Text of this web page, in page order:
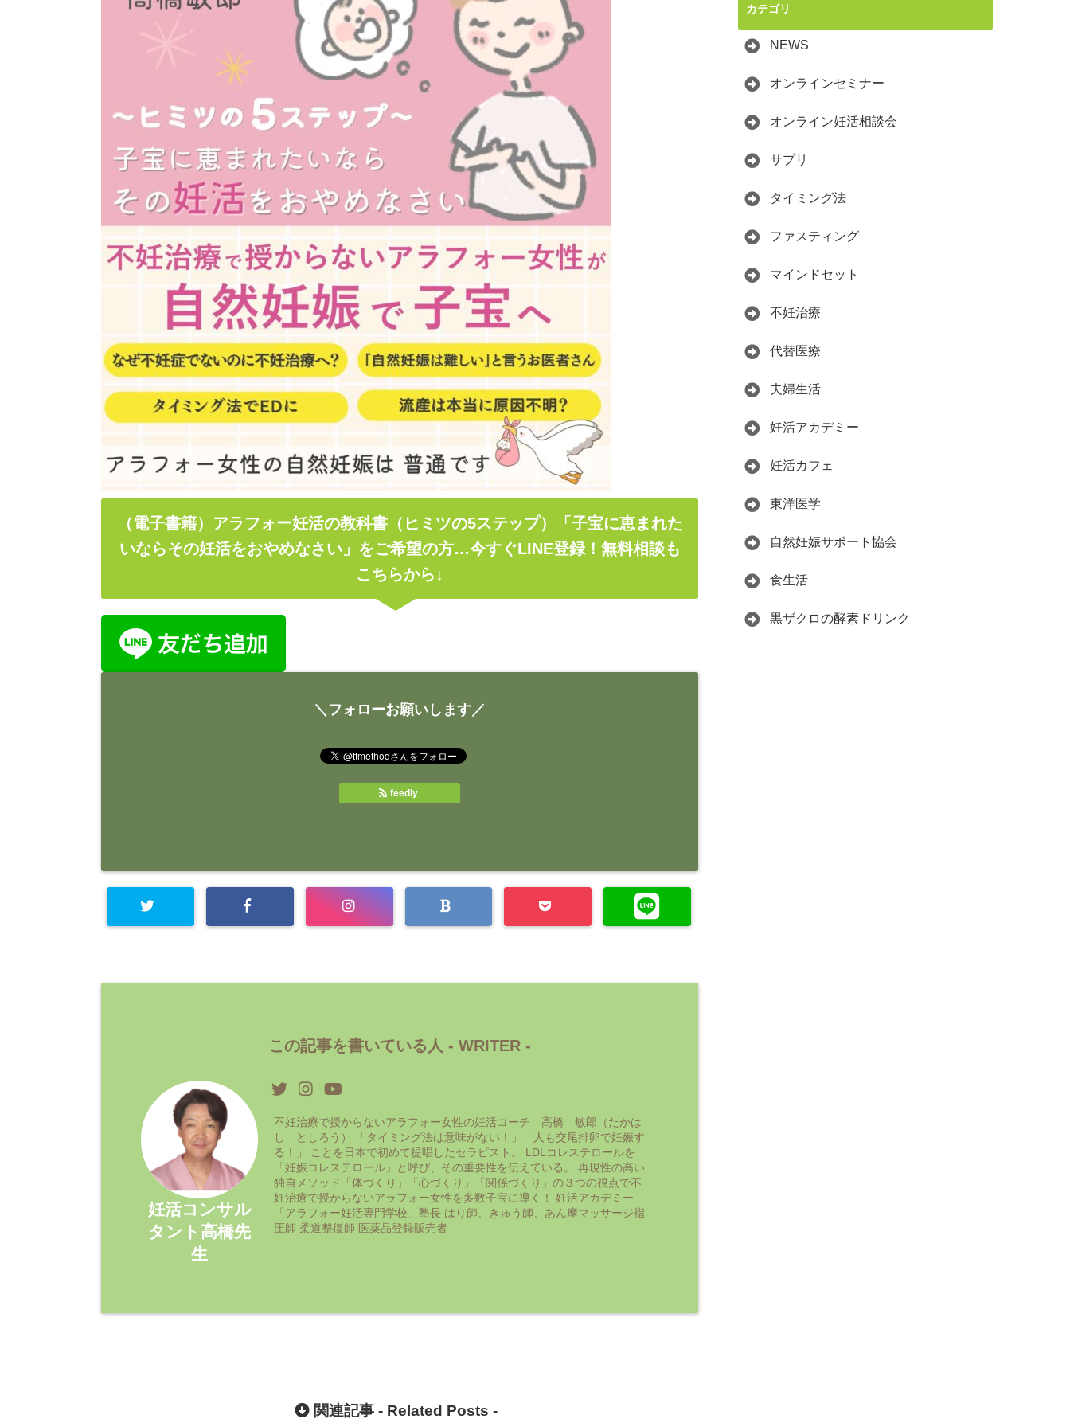
（電子書籍）アラフォー妊活の教科書（ヒミツの5ステップ）「子宝に恵まれた
いならその妊活をおやめなさい」をご希望の方…今すぐLINE登録！無料相談も
こちらから↓
＼フォローお願いします／
feedly
この記事を書いている人 - WRITER -
妊活コンサル
タント高橋先
生
不妊治療で授からないアラフォー女性の妊活コーチ 高橋 敏郎（たかは
し としろう） 「タイミング法は意味がない！」「人も交尾排卵で妊娠す
る！」 ことを日本で初めて提唱したセラピスト。 LDLコレステロールを
「妊娠コレステロール」と呼び、その重要性を伝えている。 再現性の高い
独自メソッド「体づくり」「心づくり」「関係づくり」の３つの視点で不
妊治療で授からないアラフォー女性を多数子宝に導く！ 妊活アカデミー
「アラフォー妊活専門学校」塾長 はり師、きゅう師、あん摩マッサージ指
圧師 柔道整復師 医薬品登録販売者
関連記事 - Related Posts -
カテゴリ
NEWS
オンラインセミナー
オンライン妊活相談会
サプリ
タイミング法
ファスティング
マインドセット
不妊治療
代替医療
夫婦生活
妊活アカデミー
妊活カフェ
東洋医学
自然妊娠サポート協会
食生活
黒ザクロの酵素ドリンク